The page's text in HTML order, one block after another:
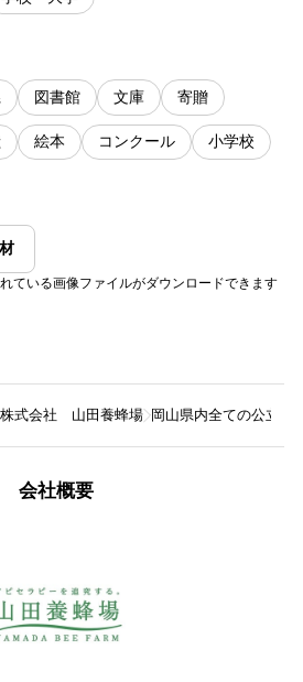
図書館 文庫 寄贈
絵本 コンクール 小学校
ている画像ファイルがダウンロードできます
株式会社 山田養蜂場 岡山県内全ての公立図
会社概要